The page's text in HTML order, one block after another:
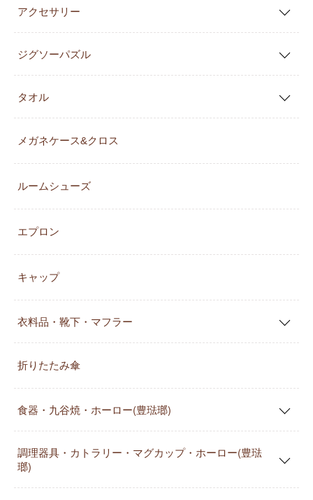
アクセサリー
ジグソーパズル
タオル
メガネケース&クロス
ルームシューズ
エプロン
キャップ
衣料品・靴下・マフラー
折りたたみ傘
食器・九谷焼・ホーロー(豊琺瑯)
調理器具・カトラリー・マグカップ・ホーロー(豊琺
瑯)